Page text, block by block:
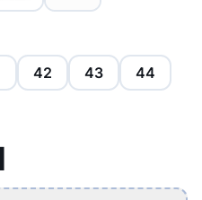
42 43
44